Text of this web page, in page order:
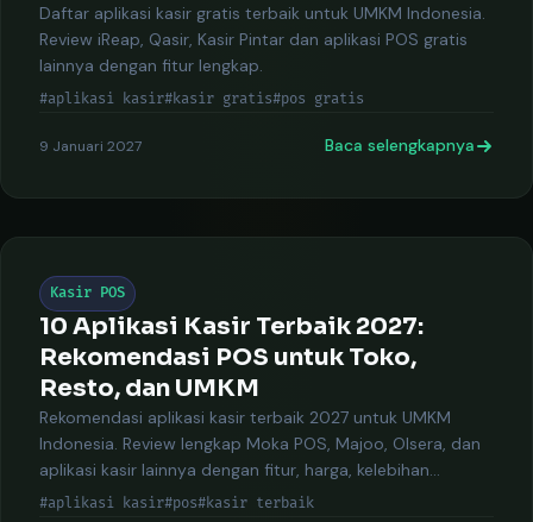
Daftar aplikasi kasir gratis terbaik untuk UMKM Indonesia.
Review iReap, Qasir, Kasir Pintar dan aplikasi POS gratis
lainnya dengan fitur lengkap.
#aplikasi kasir#kasir gratis#pos gratis
9 Januari 2027 Baca selengkapnya
Kasir POS
10 Aplikasi Kasir Terbaik 2027:
Rekomendasi POS untuk Toko,
Resto, dan UMKM
Rekomendasi aplikasi kasir terbaik 2027 untuk UMKM
Indonesia. Review lengkap Moka POS, Majoo, Olsera, dan
aplikasi kasir lainnya dengan fitur, harga, kelebihan
kekurangan.
#aplikasi kasir#pos#kasir terbaik